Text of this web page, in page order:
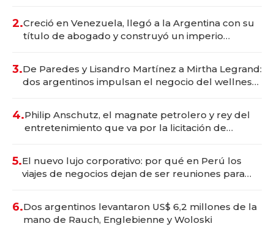
2.Creció en Venezuela, llegó a la Argentina con su
título de abogado y construyó un imperio
3.De Paredes y Lisandro Martínez a Mirtha Legrand:
dos argentinos impulsan el negocio del wellness
4.Philip Anschutz, el magnate petrolero y rey del
entretenimiento que va por la licitación de
5.El nuevo lujo corporativo: por qué en Perú los
viajes de negocios dejan de ser reuniones para
6.Dos argentinos levantaron US$ 6,2 millones de la
mano de Rauch, Englebienne y Woloski